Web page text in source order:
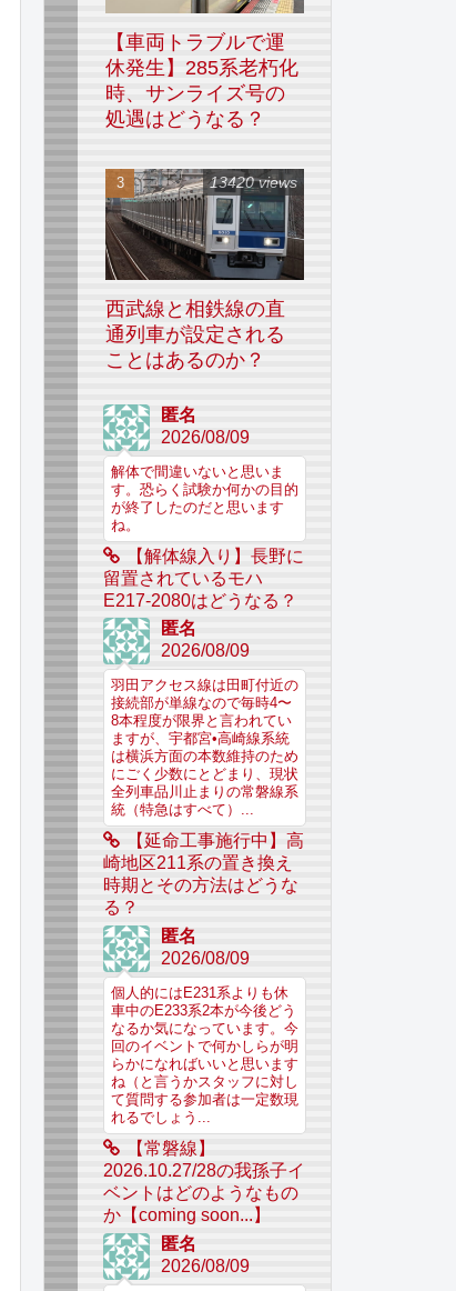
【車両トラブルで運
休発生】285系老朽化
時、サンライズ号の
処遇はどうなる？
西武線と相鉄線の直
通列車が設定される
ことはあるのか？
13420 views
匿名
2026/08/09
解体で間違いないと思いま
す。恐らく試験か何かの目的
が終了したのだと思います
ね。
【解体線入り】長野に
留置されているモハ
E217-2080はどうなる？
匿名
2026/08/09
羽田アクセス線は田町付近の
接続部が単線なので毎時4〜
8本程度が限界と言われてい
ますが、宇都宮•高崎線系統
は横浜方面の本数維持のため
にごく少数にとどまり、現状
全列車品川止まりの常磐線系
統（特急はすべて）...
【延命工事施行中】高
崎地区211系の置き換え
時期とその方法はどうな
る？
匿名
2026/08/09
個人的にはE231系よりも休
車中のE233系2本が今後どう
なるか気になっています。今
回のイベントで何かしらが明
らかになればいいと思います
ね（と言うかスタッフに対し
て質問する参加者は一定数現
れるでしょう...
【常磐線】
2026.10.27/28の我孫子イ
ベントはどのようなもの
か【coming soon...】
匿名
2026/08/09